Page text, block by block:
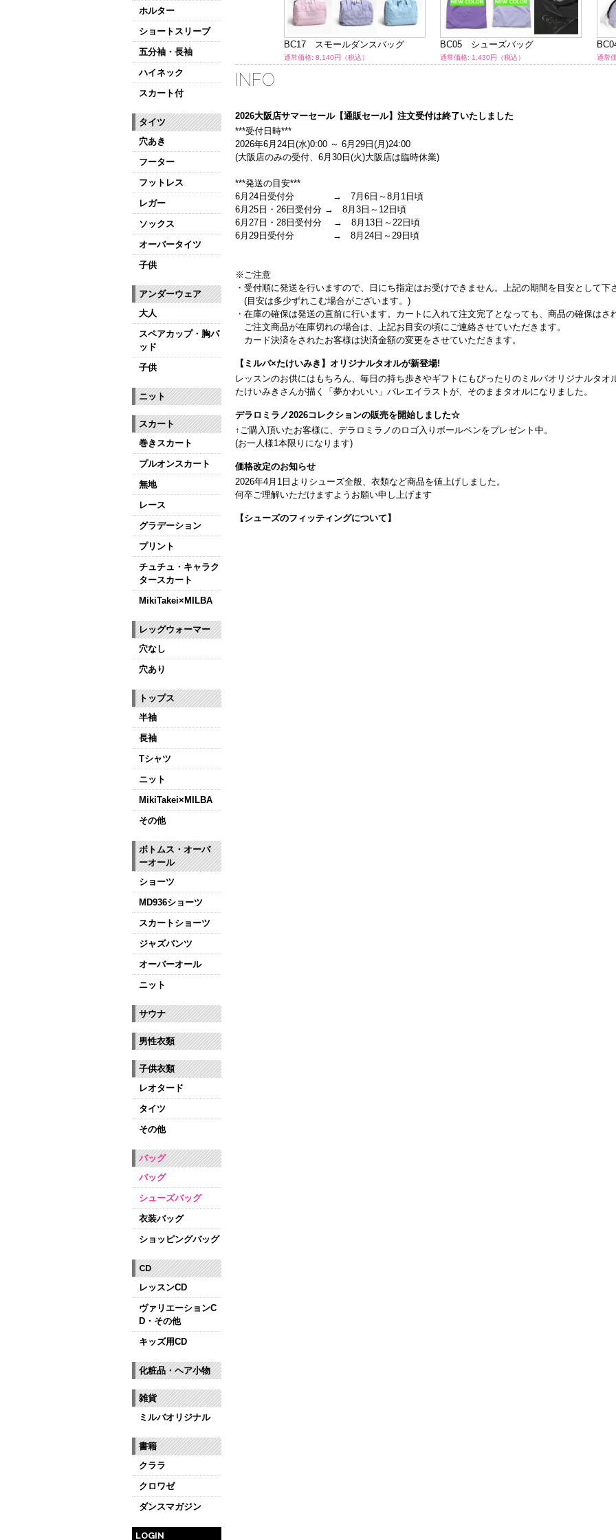
BC06 ラージトート
通常価格: 9,350円（税込）
BC17 スモールダンスバッグ
通常価格: 8,140円（税込）
BC05 シューズバッグ
通常価格: 1,430円（税込） 通常
INFO
2026大阪店サマーセール【通販セール】注文受付は終了いたしました
***受付日時***
2026年6月24日(水)0:00 ～ 6月29日(月)24:00
(大阪店のみの受付、6月30日(火)大阪店は臨時休業)
***発送の目安***
6月24日受付分 → 7月6日～8月1日頃
6月25日・26日受付分 → 8月3日～12日頃
6月27日・28日受付分 → 8月13日～22日頃
6月29日受付分 → 8月24日～29日頃
※ご注意
・受付順に発送を行いますので、日にち指定はお受けできません。上記の期間を目安として下
(目安は多少ずれこむ場合がございます。)
・在庫の確保は発送の直前に行います。カートに入れて注文完了となっても、商品の確保はさ
ご注文商品が在庫切れの場合は、上記お目安の頃にご連絡させていただきます。
カード決済をされたお客様は決済金額の変更をさせていただきます。
【ミルバ×たけいみき】オリジナルタオルが新登場!
レッスンのお供にはもちろん、毎日の持ち歩きやギフトにもぴったりのミルバオリジナルタオ
たけいみきさんが描く「夢かわいい」バレエイラストが、そのままタオルになりました。
デラロミラノ2026コレクションの販売を開始しました☆
↑ご購入頂いたお客様に、デラロミラノのロゴ入りボールペンをプレゼント中。
(お一人様1本限りになります)
価格改定のお知らせ
2026年4月1日よりシューズ全般、衣類など商品を値上げしました。
何卒ご理解いただけますようお願い申し上げます
【シューズのフィッティングについて】
ホルター
ショートスリーブ
五分袖・長袖
ハイネック
スカート付
タイツ
穴あき
フーター
フットレス
レガー
ソックス
オーバータイツ
子供
アンダーウェア
大人
スペアカップ・胸パ
ッド
子供
ニット
スカート
巻きスカート
プルオンスカート
無地
レース
グラデーション
プリント
チュチュ・キャラク
タースカート
MikiTakei×MILBA
レッグウォーマー
穴なし
穴あり
トップス
半袖
長袖
Tシャツ
ニット
MikiTakei×MILBA
その他
ボトムス・オーバ
ーオール
ショーツ
MD936ショーツ
スカートショーツ
ジャズパンツ
オーバーオール
ニット
サウナ
男性衣類
子供衣類
レオタード
タイツ
その他
バッグ
バッグ
シューズバッグ
衣装バッグ
ショッピングバッグ
CD
レッスンCD
ヴァリエーションC
D・その他
キッズ用CD
化粧品・ヘア小物
雑貨
ミルバオリジナル
書籍
クララ
クロワゼ
ダンスマガジン
LOGIN